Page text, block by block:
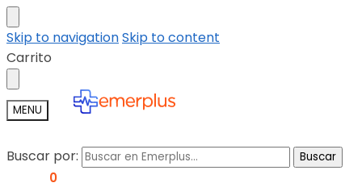
Skip to navigationSkip to content
Carrito
MENU
Buscar por: Buscar
0